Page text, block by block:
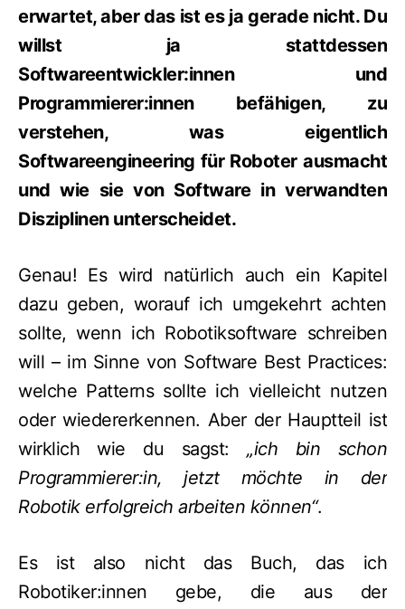
erwartet, aber das ist es ja gerade nicht. Du
willst ja stattdessen
Softwareentwickler:innen und
Programmierer:innen befähigen, zu
verstehen, was eigentlich
Softwareengineering für Roboter ausmacht
und wie sie von Software in verwandten
Disziplinen unterscheidet.
Genau! Es wird natürlich auch ein Kapitel
dazu geben, worauf ich umgekehrt achten
sollte, wenn ich Robotiksoftware schreiben
will – im Sinne von Software Best Practices:
welche Patterns sollte ich vielleicht nutzen
oder wiedererkennen. Aber der Hauptteil ist
wirklich wie du sagst:„ich bin schon
Programmierer:in, jetzt möchte in der
Robotik erfolgreich arbeiten können“.
Es ist also nicht das Buch, das ich
Robotiker:innen gebe, die aus der